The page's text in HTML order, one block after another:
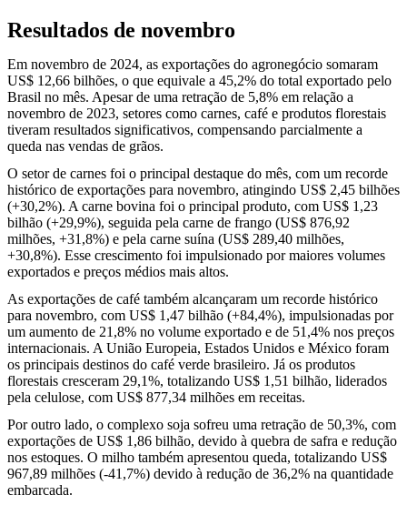
Resultados de novembro
Em novembro de 2024, as exportações do agronegócio somaram
US$ 12,66 bilhões, o que equivale a 45,2% do total exportado pelo
Brasil no mês. Apesar de uma retração de 5,8% em relação a
novembro de 2023, setores como carnes, café e produtos florestais
tiveram resultados significativos, compensando parcialmente a
queda nas vendas de grãos.
O setor de carnes foi o principal destaque do mês, com um recorde
histórico de exportações para novembro, atingindo US$ 2,45 bilhões
(+30,2%). A carne bovina foi o principal produto, com US$ 1,23
bilhão (+29,9%), seguida pela carne de frango (US$ 876,92
milhões, +31,8%) e pela carne suína (US$ 289,40 milhões,
+30,8%). Esse crescimento foi impulsionado por maiores volumes
exportados e preços médios mais altos.
As exportações de café também alcançaram um recorde histórico
para novembro, com US$ 1,47 bilhão (+84,4%), impulsionadas por
um aumento de 21,8% no volume exportado e de 51,4% nos preços
internacionais. A União Europeia, Estados Unidos e México foram
os principais destinos do café verde brasileiro. Já os produtos
florestais cresceram 29,1%, totalizando US$ 1,51 bilhão, liderados
pela celulose, com US$ 877,34 milhões em receitas.
Por outro lado, o complexo soja sofreu uma retração de 50,3%, com
exportações de US$ 1,86 bilhão, devido à quebra de safra e redução
nos estoques. O milho também apresentou queda, totalizando US$
967,89 milhões (-41,7%) devido à redução de 36,2% na quantidade
embarcada.